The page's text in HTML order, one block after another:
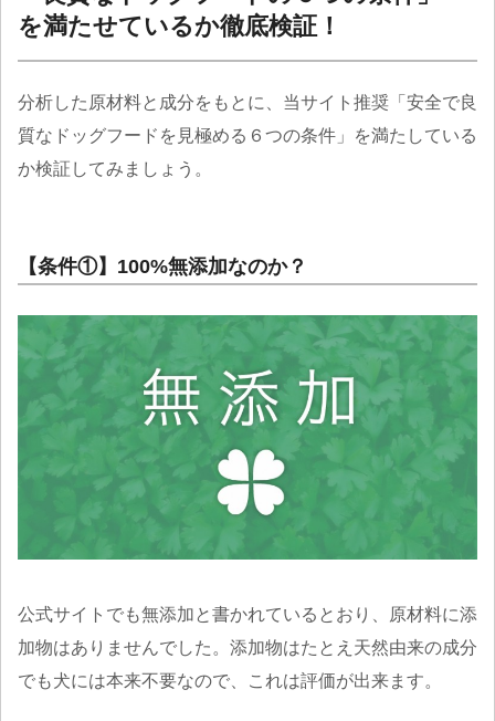
を満たせているか徹底検証！
分析した原材料と成分をもとに、当サイト推奨「安全で良
質なドッグフードを見極める６つの条件」を満たしている
か検証してみましょう。
【条件①】100%無添加なのか？
公式サイトでも無添加と書かれているとおり、原材料に添
加物はありませんでした。添加物はたとえ天然由来の成分
でも犬には本来不要なので、これは評価が出来ます。